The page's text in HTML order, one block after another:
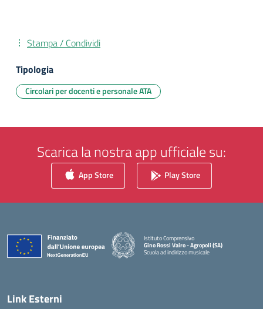
Stampa / Condividi
Tipologia
Circolari per docenti e personale ATA
Scarica la nostra app ufficiale su:
App Store Play Store
Istituto Comprensivo
Gino Rossi Vairo - Agropoli (SA)
Scuola ad indirizzo musicale
Link Esterni